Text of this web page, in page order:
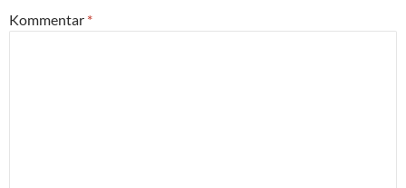
Kommentar *